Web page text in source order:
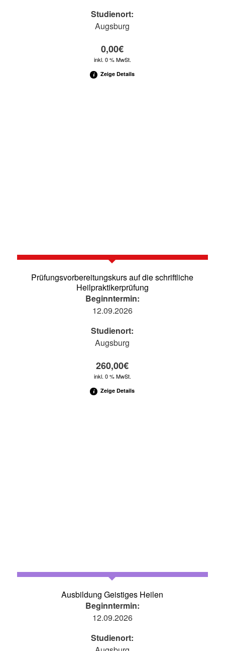
Studienort:
Augsburg
0,00€
inkl. 0 % MwSt.
Zeige Details
Prüfungsvorbereitungskurs auf die schriftliche
Heilpraktikerprüfung
Beginntermin:
12.09.2026
Studienort:
Augsburg
260,00€
inkl. 0 % MwSt.
Zeige Details
Ausbildung Geistiges Heilen
Beginntermin:
12.09.2026
Studienort: